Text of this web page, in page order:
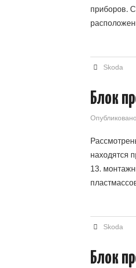
приборов.
Skoda
Блок
Опубликовано
находятся
13.
Skoda
Блок